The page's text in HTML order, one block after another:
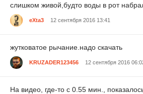
слишком живой,будто воды в рот
eXta3 12 сентября 2016 13:41
жутковатое рычание.надо скачать
KRUZADER123456 12 сентября 2016
На видео, где-то с 0.55 мин.,